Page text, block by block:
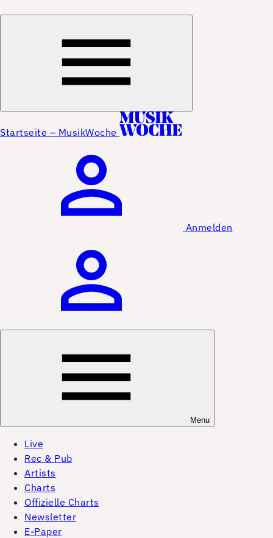
Startseite – MusikWoche
Anmelden
Menu
Live
Rec & Pub
Artists
Charts
Offizielle Charts
Newsletter
E-Paper